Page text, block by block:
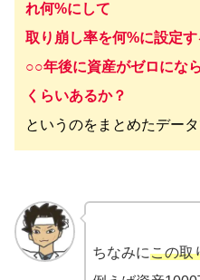
れ何%にして
取り崩し率を何%に設定す
○○年後に資産がゼロにな
くらいあるか？
というのをまとめたデータ
ちなみにこの取